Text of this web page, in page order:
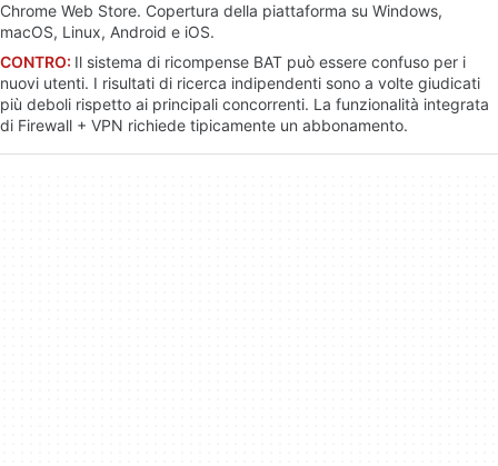
Chrome Web Store. Copertura della piattaforma su Windows,
macOS, Linux, Android e iOS.
CONTRO: Il sistema di ricompense BAT può essere confuso per i
nuovi utenti. I risultati di ricerca indipendenti sono a volte giudicati
più deboli rispetto ai principali concorrenti. La funzionalità integrata
di Firewall + VPN richiede tipicamente un abbonamento.